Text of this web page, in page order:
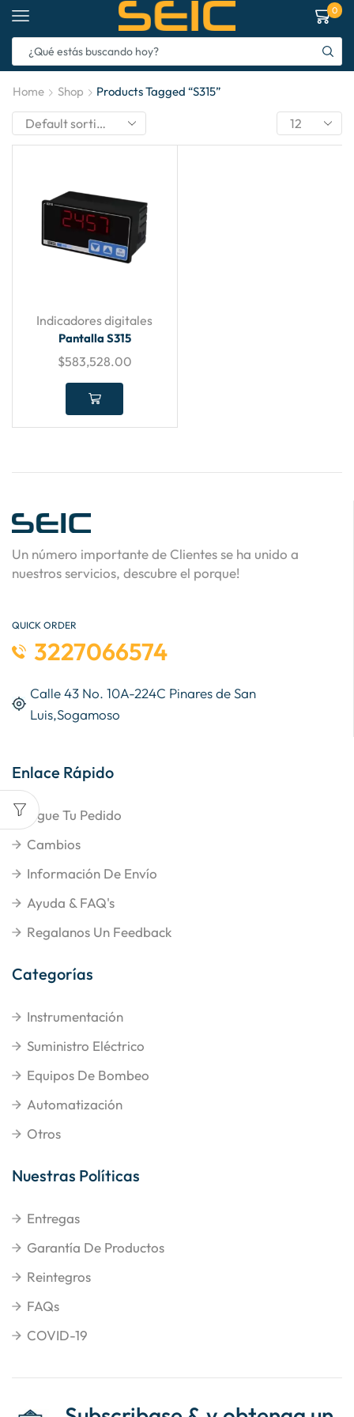
0
Home Shop Products Tagged “S315”
Indicadores digitales
Pantalla S315
$583,528.00
Un número importante de Clientes se ha unido a
nuestros servicios, descubre el porque!
QUICK ORDER
3227066574
Calle 43 No. 10A-224C Pinares de San
Luis,Sogamoso
Enlace Rápido
Sigue Tu Pedido
Cambios
Información De Envío
Ayuda & FAQ's
Regalanos Un Feedback
Categorías
Instrumentación
Suministro Eléctrico
Equipos De Bombeo
Automatización
Otros
Nuestras Políticas
Entregas
Garantía De Productos
Reintegros
FAQs
COVID-19